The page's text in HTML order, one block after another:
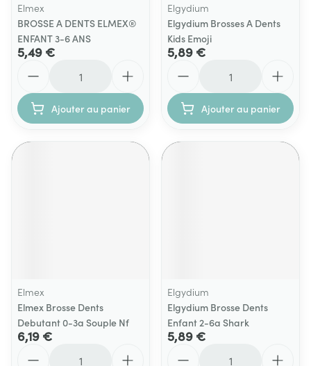
Elmex
BROSSE A DENTS ELMEX®
ENFANT 3-6 ANS
5,49 €
Ajouter au panier
Elgydium
Elgydium Brosses A Dents
Kids Emoji
5,89 €
Ajouter au panier
Elmex
Elmex Brosse Dents
Debutant 0-3a Souple Nf
6,19 €
Elgydium
Elgydium Brosse Dents
Enfant 2-6a Shark
5,89 €